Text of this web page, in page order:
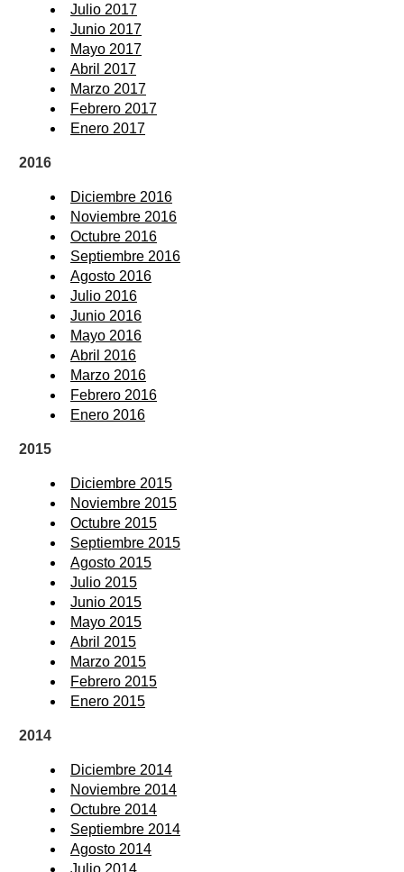
Julio 2017
Junio 2017
Mayo 2017
Abril 2017
Marzo 2017
Febrero 2017
Enero 2017
2016
Diciembre 2016
Noviembre 2016
Octubre 2016
Septiembre 2016
Agosto 2016
Julio 2016
Junio 2016
Mayo 2016
Abril 2016
Marzo 2016
Febrero 2016
Enero 2016
2015
Diciembre 2015
Noviembre 2015
Octubre 2015
Septiembre 2015
Agosto 2015
Julio 2015
Junio 2015
Mayo 2015
Abril 2015
Marzo 2015
Febrero 2015
Enero 2015
2014
Diciembre 2014
Noviembre 2014
Octubre 2014
Septiembre 2014
Agosto 2014
Julio 2014